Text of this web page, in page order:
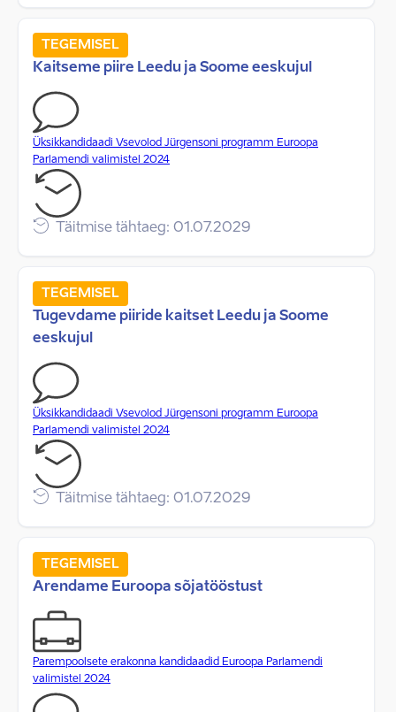
TEGEMISEL
Kaitseme piire Leedu ja Soome eeskujul
Üksikkandidaadi Vsevolod Jürgensoni programm Euroopa
Parlamendi valimistel 2024
Täitmise tähtaeg: 01.07.2029
TEGEMISEL
Tugevdame piiride kaitset Leedu ja Soome
eeskujul
Üksikkandidaadi Vsevolod Jürgensoni programm Euroopa
Parlamendi valimistel 2024
Täitmise tähtaeg: 01.07.2029
TEGEMISEL
Arendame Euroopa sõjatööstust
Parempoolsete erakonna kandidaadid Euroopa Parlamendi
valimistel 2024